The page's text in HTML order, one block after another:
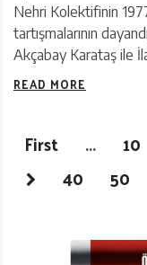
Nehri Kolektifinin
tartışmalarının
Akçabay Karataş ile
READ MORE
First ... 10
40
50